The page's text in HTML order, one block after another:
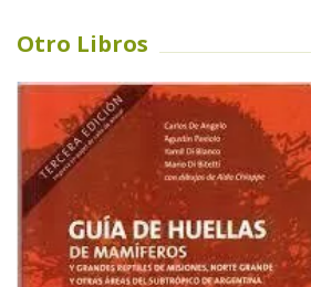
Otro Libros